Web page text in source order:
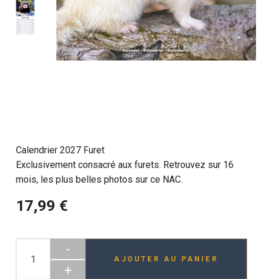
Calendrier 2027 Furet
Exclusivement consacré aux furets. Retrouvez sur 16
mois, les plus belles photos sur ce NAC.
17,99 €
-
+
AJOUTER AU PANIER